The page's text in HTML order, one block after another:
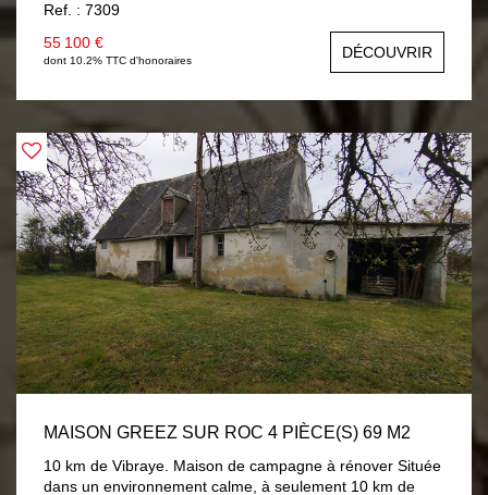
sanibroyeur. Grenier aménageable. Garage. Chauffage
électrique. Terrain 608m².
Ref. : 7309
55 100 €
dont 10.2% TTC d'honoraires DÉCOUVRIR
MAISON GREEZ SUR ROC 4 PIÈCE(S) 69 M2
10 km de Vibraye. Maison de campagne à rénover Située
dans un environnement calme, à seulement 10 km de